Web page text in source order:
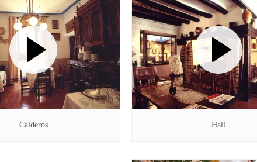
Calderos Hall